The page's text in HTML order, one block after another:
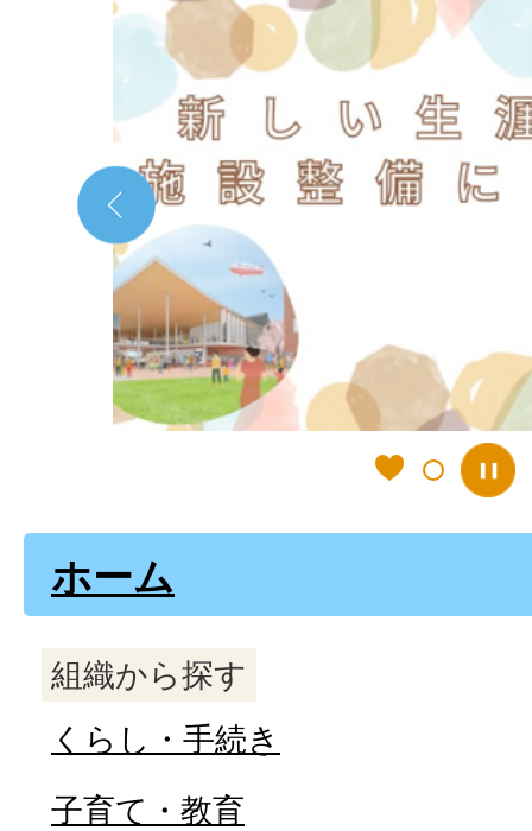
ホーム
組織から探す
くらし・手続き
子育て・教育